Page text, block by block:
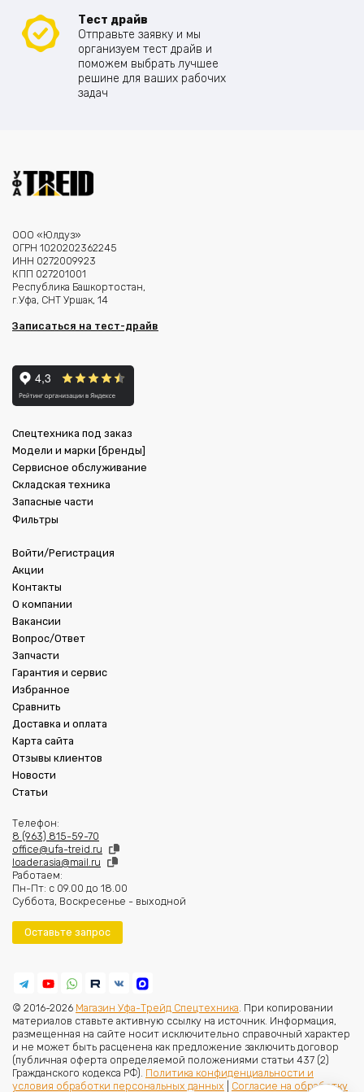
Тест драйв
Отправьте заявку и мы
организуем тест драйв и
поможем выбрать лучшее
решине для ваших рабочих
задач
ООО «Юлдуз»
ОГРН 1020202362245
ИНН 0272009923
КПП 027201001
Республика Башкортостан,
г.Уфа, СНТ Уршак, 14
Записаться на тест-драйв
Спецтехника под заказ
Модели и марки [бренды]
Сервисное обслуживание
Складская техника
Запасные части
Фильтры
Войти/Регистрация
Акции
Контакты
О компании
Вакансии
Вопрос/Ответ
Запчасти
Гарантия и сервис
Избранное
Сравнить
Доставка и оплата
Карта сайта
Отзывы клиентов
Новости
Статьи
Телефон:
8 (963) 815-59-70
office@ufa-treid.ru
loader.asia@mail.ru
Работаем:
Пн-Пт: с 09.00 до 18.00
Суббота, Воскресенье - выходной
Оставьте запрос
© 2016-2026 Магазин Уфа-Трейд Спецтехника . При копировании
материалов ставьте активную ссылку на источник. Информация,
размещенная на сайте носит исключительно справочный характер
и не может быть расценена как предложение заключить договор
(публичная оферта определяемой положениями статьи 437 (2)
Гражданского кодекса РФ). Политика конфиденциальности и
условия обработки персональных данных
Согласие на обработку